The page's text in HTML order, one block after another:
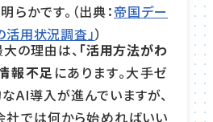
かです。（出典：帝国デー
活用状況調査」）
の理由は、 「活用方法がわ
報不足にあります。大手ゼ
AI導入が進んでいますが、
では何から始めればいい